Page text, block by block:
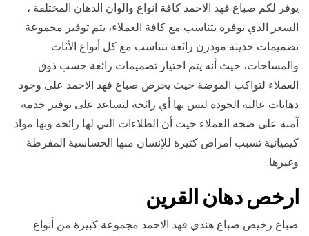
يوفر لكم صباغ فهد الاحمد كافة انواع والوان الدهان المختلفة ،
السعر الذي يوفره يتناسب مع كافة العملاء، يتم توفير مجموعة
تصميمات حديثة مودرن رائعة تتناسب مع كل أنواع الأثاث
والمساحات، حيث أنه يتم اختيار تصميمات رائعة حسب ذوق
العملاء لتواكب الموضة حيث يحرص صباع فهد الاحمد على وجود
دهانات عاليه الجودة ليس بها أي رائحة لتساعد على توفير خدمه
آمنة على صحة العملاء حيث أن الطلاءات التي لها رائحة وبها مواد
كيميائية تسبب أمراض كثيرة للإنسان منها الحساسية المفرطة
وغيرها.
ارخصدهان القرين
صباغ رخيص صباغ هندي فهد الاحمد مجموعة كبيرة من أنواع